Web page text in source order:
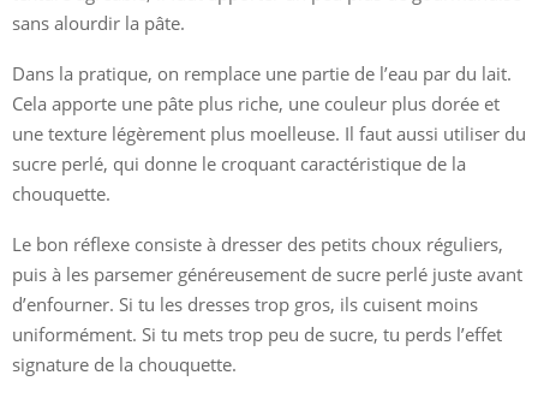
sans alourdir la pâte.
Dans la pratique, on remplace une partie de l’eau par du lait.
Cela apporte une pâte plus riche, une couleur plus dorée et
une texture légèrement plus moelleuse. Il faut aussi utiliser du
sucre perlé, qui donne le croquant caractéristique de la
chouquette.
Le bon réflexe consiste à dresser des petits choux réguliers,
puis à les parsemer généreusement de sucre perlé juste avant
d’enfourner. Si tu les dresses trop gros, ils cuisent moins
uniformément. Si tu mets trop peu de sucre, tu perds l’effet
signature de la chouquette.